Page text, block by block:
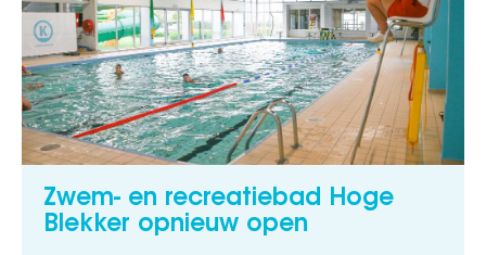
Zwem- en recreatiebad Hoge
Blekker opnieuw open